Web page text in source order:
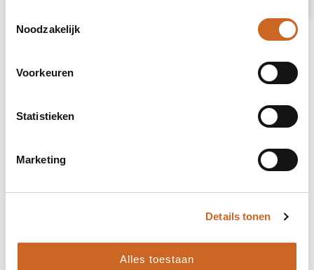
Noodzakelijk
Voorkeuren
Statistieken
Marketing
Details tonen
Alles toestaan